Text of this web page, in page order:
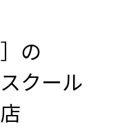
の
クール